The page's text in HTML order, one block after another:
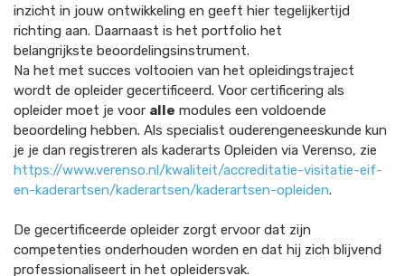
inzicht in jouw ontwikkeling en geeft hier tegelijkertijd
richting aan. Daarnaast is het portfolio het
belangrijkste beoordelingsinstrument.
Na het met succes voltooien van het opleidingstraject
wordt de opleider gecertificeerd. Voor certificering als
opleider moet je voor alle modules een voldoende
beoordeling hebben. Als specialist ouderengeneeskunde kun
je je dan registreren als kaderarts Opleiden via Verenso, zie
https://www.verenso.nl/kwaliteit/accreditatie-visitatie-eif-
en-kaderartsen/kaderartsen/kaderartsen-opleiden.
De gecertificeerde opleider zorgt ervoor dat zijn
competenties onderhouden worden en dat hij zich blijvend
professionaliseert in het opleidersvak.